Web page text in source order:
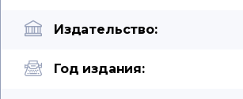
Издательство:
Год издания: